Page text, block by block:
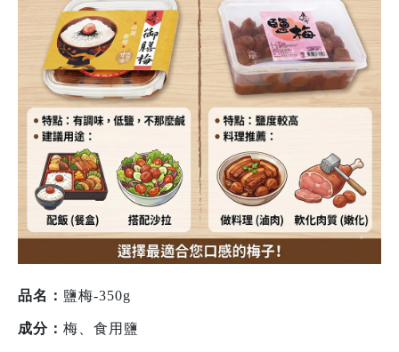
品名： 鹽梅-350g
成分： 梅、食用鹽